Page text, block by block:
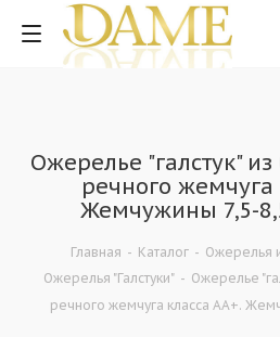
Ожерелье "галстук" из
речного жемчуга
Жемчужины 7,5-
Главная - Каталог - Ожерелья
Ожерелья "Галстуки" - Ожерелье
речного жемчуга класса АА+.